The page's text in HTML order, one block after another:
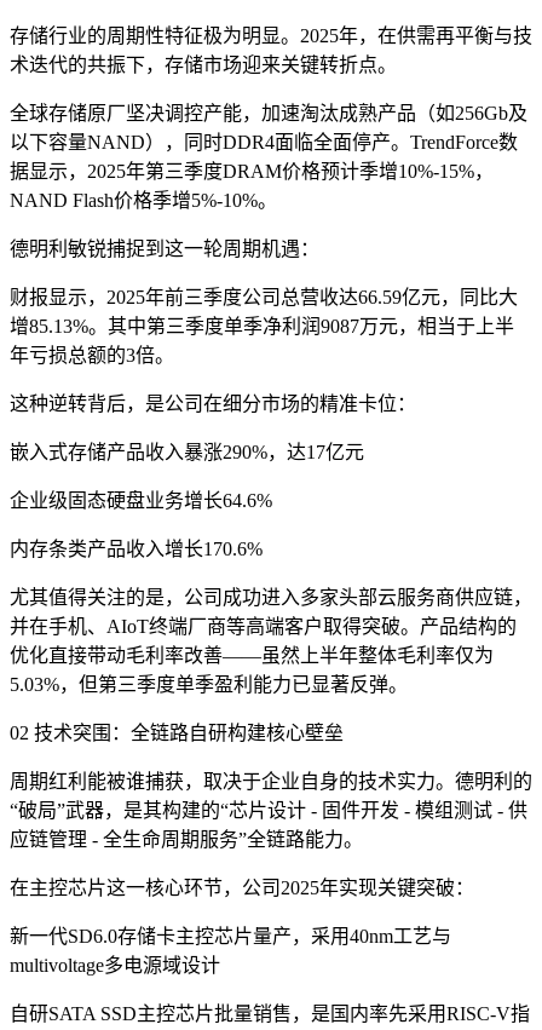
存储行业的周期性特征极为明显。2025年，在供需再平衡与技
术迭代的共振下，存储市场迎来关键转折点。
全球存储原厂坚决调控产能，加速淘汰成熟产品（如256Gb及
以下容量NAND），同时DDR4面临全面停产。TrendForce数
据显示，2025年第三季度DRAM价格预计季增10%-15%，
NAND Flash价格季增5%-10%。
德明利敏锐捕捉到这一轮周期机遇：
财报显示，2025年前三季度公司总营收达66.59亿元，同比大
增85.13%。其中第三季度单季净利润9087万元，相当于上半
年亏损总额的3倍。
这种逆转背后，是公司在细分市场的精准卡位：
嵌入式存储产品收入暴涨290%，达17亿元
企业级固态硬盘业务增长64.6%
内存条类产品收入增长170.6%
尤其值得关注的是，公司成功进入多家头部云服务商供应链，
并在手机、AIoT终端厂商等高端客户取得突破。产品结构的
优化直接带动毛利率改善——虽然上半年整体毛利率仅为
5.03%，但第三季度单季盈利能力已显著反弹。
02 技术突围：全链路自研构建核心壁垒
周期红利能被谁捕获，取决于企业自身的技术实力。德明利的
“破局”武器，是其构建的“芯片设计 - 固件开发 - 模组测试 - 供
应链管理 - 全生命周期服务”全链路能力。
在主控芯片这一核心环节，公司2025年实现关键突破：
新一代SD6.0存储卡主控芯片量产，采用40nm工艺与
multivoltage多电源域设计
自研SATA SSD主控芯片批量销售，是国内率先采用RISC-V指